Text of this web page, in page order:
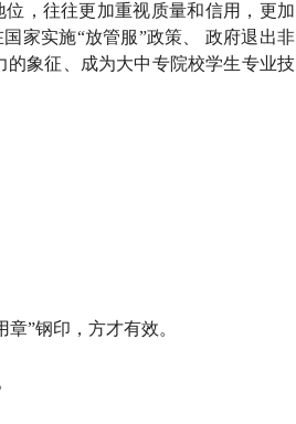
，往往更加重视质量和信用，更加
家实施“放管服”政策、 政府退出非
象征、成为大中专院校学生专业技
”钢印，方才有效。